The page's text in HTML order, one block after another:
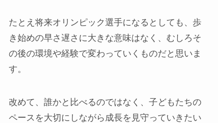
たとえ将来オリンピック選手になるとしても、歩
き始めの早さ遅さに大きな意味はなく、むしろそ
の後の環境や経験で変わっていくものだと思いま
す。
改めて、誰かと比べるのではなく、子どもたちの
ペースを大切にしながら成長を見守っていきたい